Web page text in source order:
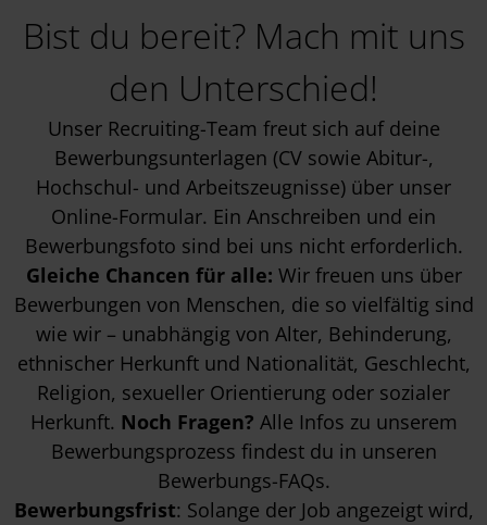
Bist du bereit? Mach mit uns
den Unterschied!
Unser Recruiting-Team freut sich auf deine
Bewerbungsunterlagen (CV sowie Abitur-,
Hochschul- und Arbeitszeugnisse) über unser
Online-Formular. Ein Anschreiben und ein
Bewerbungsfoto sind bei uns nicht erforderlich.
Gleiche Chancen für alle: Wir freuen uns über
Bewerbungen von Menschen, die so vielfältig sind
wie wir – unabhängig von Alter, Behinderung,
ethnischer Herkunft und Nationalität, Geschlecht,
Religion, sexueller Orientierung oder sozialer
Herkunft. Noch Fragen? Alle Infos zu unserem
Bewerbungsprozess findest du in unseren
Bewerbungs-FAQs.
Bewerbungsfrist: Solange der Job angezeigt wird,